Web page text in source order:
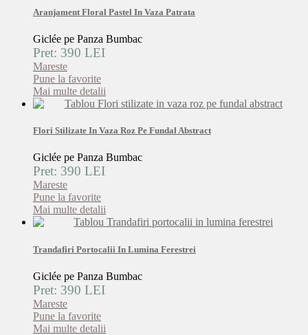
Aranjament Floral Pastel In Vaza Patrata
Giclée pe Panza Bumbac
Pret: 390 LEI
Mareste
Pune la favorite
Mai multe detalii
Flori Stilizate In Vaza Roz Pe Fundal Abstract
Giclée pe Panza Bumbac
Pret: 390 LEI
Mareste
Pune la favorite
Mai multe detalii
Trandafiri Portocalii In Lumina Ferestrei
Giclée pe Panza Bumbac
Pret: 390 LEI
Mareste
Pune la favorite
Mai multe detalii